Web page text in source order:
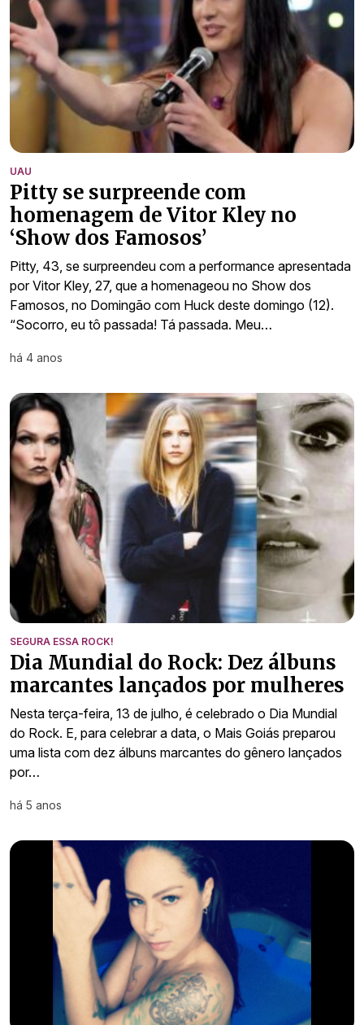
UAU
Pitty se surpreende com
homenagem de Vitor Kley no
‘Show dos Famosos’
Pitty, 43, se surpreendeu com a performance apresentada
por Vitor Kley, 27, que a homenageou no Show dos
Famosos, no Domingão com Huck deste domingo (12).
“Socorro, eu tô passada! Tá passada. Meu…
há 4 anos
SEGURA ESSA ROCK!
Dia Mundial do Rock: Dez álbuns
marcantes lançados por mulheres
Nesta terça-feira, 13 de julho, é celebrado o Dia Mundial
do Rock. E, para celebrar a data, o Mais Goiás preparou
uma lista com dez álbuns marcantes do gênero lançados
por…
há 5 anos